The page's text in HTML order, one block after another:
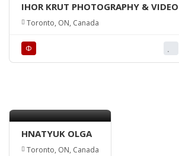
IHOR KRUT PHOTOGRAPHY & VIDEO
Toronto, ON, Canada
Ф
HNATYUK OLGA
Toronto, ON, Canada